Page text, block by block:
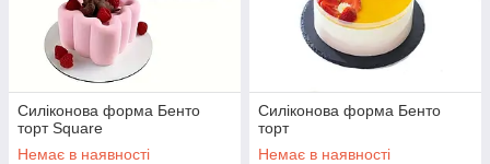
Силіконова форма Бенто
торт Square
Немає в наявності
Силіконова форма Бенто
торт
Немає в наявності